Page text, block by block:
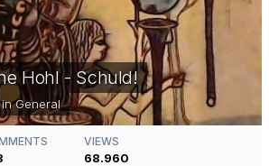
Hohl - Schuld!
inGeneral
VIEWS
68.960